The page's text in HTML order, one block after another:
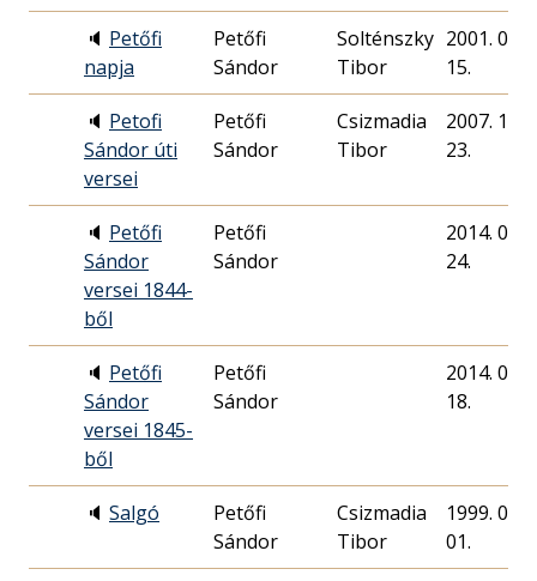
🔈 Petőfi
napja
Petőfi
Sándor
Solténszky
Tibor
2001. 03.
15.
🔈 Petofi
Sándor úti
versei
Petőfi
Sándor
Csizmadia
Tibor
2007. 10.
23.
🔈 Petőfi
Sándor
versei 1844-
ből
Petőfi
Sándor
2014. 02.
24.
🔈 Petőfi
Sándor
versei 1845-
ből
Petőfi
Sándor
2014. 02.
18.
🔈 Salgó
Petőfi
Sándor
Csizmadia
Tibor
1999. 01.
01.